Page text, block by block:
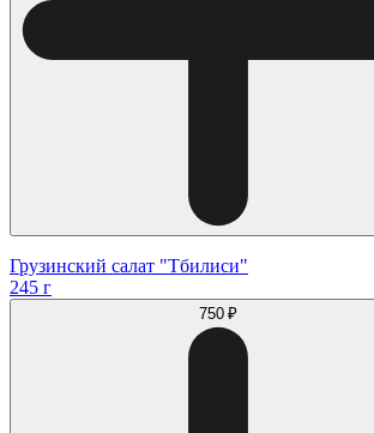
Грузинский салат "Тбилиси"
245 г
750 ₽